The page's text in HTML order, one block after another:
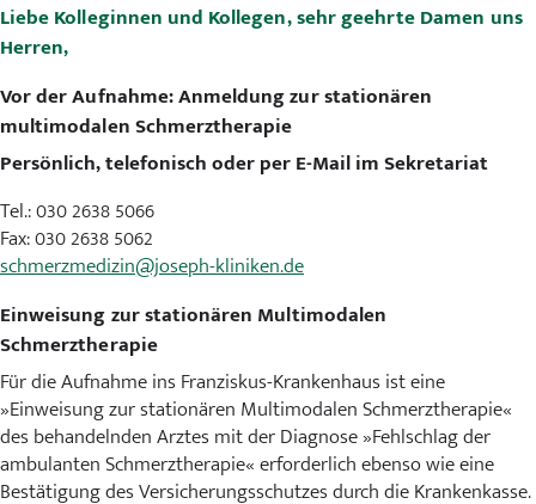
Liebe Kolleginnen und Kollegen, sehr geehrte Damen uns
Herren,
Vor der Aufnahme: Anmeldung zur stationären
multimodalen Schmerztherapie
Persönlich, telefonisch oder per E-Mail im Sekretariat
Tel.: 030 2638 5066
Fax: 030 2638 5062
schmerzmedizin@joseph-kliniken.de
Einweisung zur stationären Multimodalen
Schmerztherapie
Für die Aufnahme ins Franziskus-Krankenhaus ist eine
»Einweisung zur stationären Multimodalen Schmerztherapie«
des behandelnden Arztes mit der Diagnose »Fehlschlag der
ambulanten Schmerztherapie« erforderlich ebenso wie eine
Bestätigung des Versicherungsschutzes durch die Krankenkasse.